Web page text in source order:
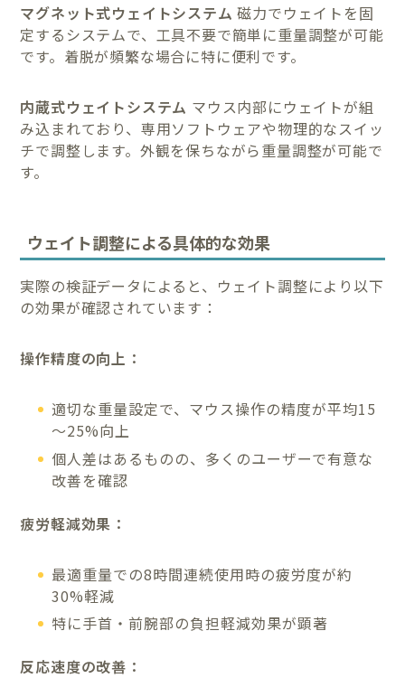
マグネット式ウェイトシステム 磁力でウェイトを固
定するシステムで、工具不要で簡単に重量調整が可能
です。着脱が頻繁な場合に特に便利です。
内蔵式ウェイトシステム マウス内部にウェイトが組
み込まれており、専用ソフトウェアや物理的なスイッ
チで調整します。外観を保ちながら重量調整が可能で
す。
ウェイト調整による具体的な効果
実際の検証データによると、ウェイト調整により以下
の効果が確認されています：
操作精度の向上：
適切な重量設定で、マウス操作の精度が平均15
～25%向上
個人差はあるものの、多くのユーザーで有意な
改善を確認
疲労軽減効果：
最適重量での8時間連続使用時の疲労度が約
30%軽減
特に手首・前腕部の負担軽減効果が顕著
反応速度の改善：